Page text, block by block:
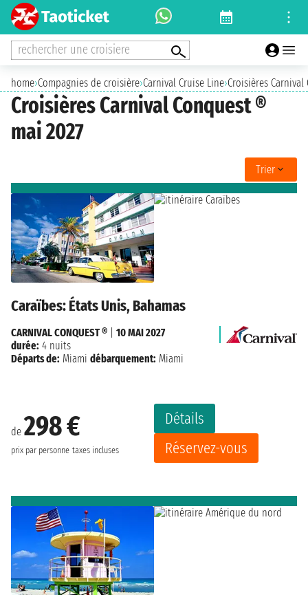
rechercher une croisiere
home›Compagnies de croisière›Carnival Cruise Line›Croisières Carnival
Croisières Carnival Conquest ®
mai 2027
Trier
Caraïbes: États Unis, Bahamas
de 298 €
prix par personne taxes incluses
Détails
Réservez-vous
CARNIVAL CONQUEST ®
10 MAI 2027
durée: 4 nuits
Départs de: Miami débarquement: Miami